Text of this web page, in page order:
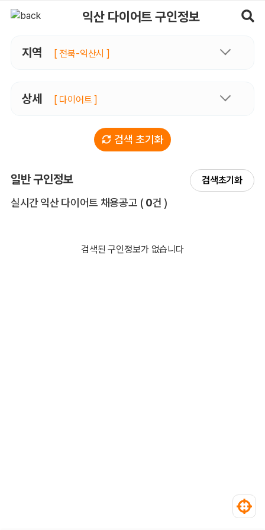
익산 다이어트 구인정보
지역 [ 전북-익산시 ]
상세 [ 다이어트 ]
검색 초기화
일반 구인정보 검색초기화
실시간 익산 다이어트 채용공고 전체 목록
( 0건 )
검색된 구인정보가 없습니다